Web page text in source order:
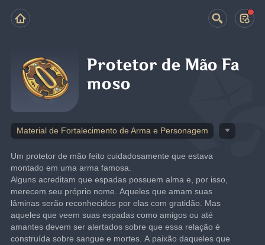
Protetor de Mão Fa
moso
Material de Fortalecimento de Arma e Personagem
Um protetor de mão feito cuidadosamente que estava
montado em uma arma famosa.
Alguns acreditam que espadas possuem alma e, por isso,
merecem seu próprio nome. Aqueles que amam suas
lâminas serão reconhecidos por elas com gratidão. Mas
aqueles que veem suas espadas como amigos ou até
amantes devem ser alertados sobre que essa relação é
construída sobre sangue e mortes. A paixão daqueles que